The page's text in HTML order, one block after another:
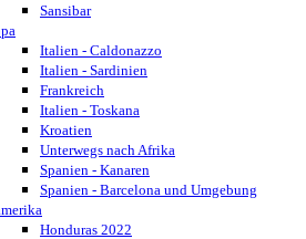
Sansibar
Italien - Caldonazzo
Italien - Sardinien
Frankreich
Italien - Toskana
Kroatien
Unterwegs nach Afrika
Spanien - Kanaren
Spanien - Barcelona und Umgebung
Honduras 2022